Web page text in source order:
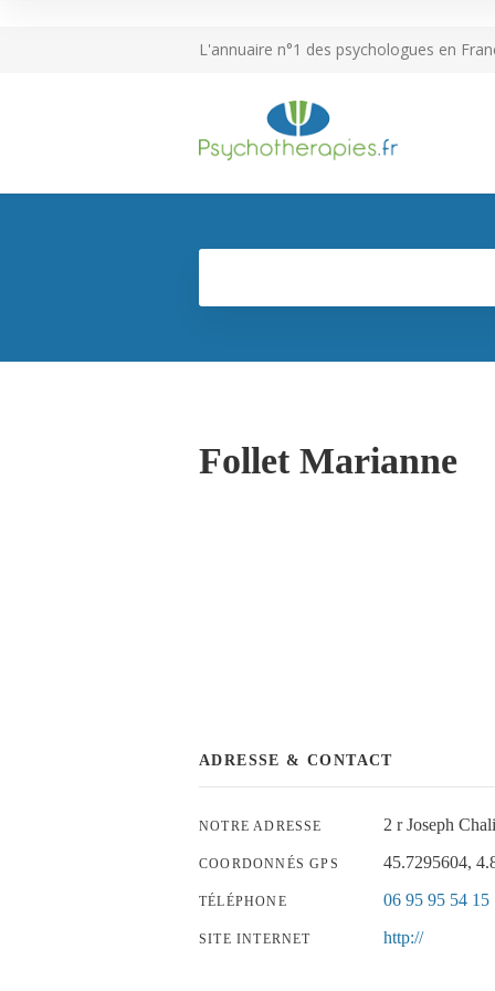
L'annuaire n°1 des psychologues en
Follet Marianne
ADRESSE & CONTACT
NOTRE ADRESSE 2 r Joseph
COORDONNÉS GPS 45.7295604,
TÉLÉPHONE 06 95 95 54 15
SITE INTERNET http://